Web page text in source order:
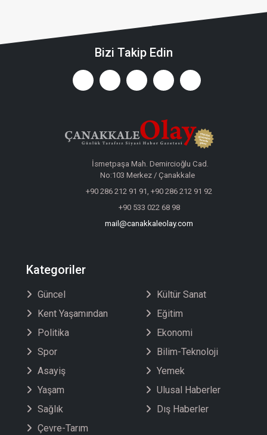
Bizi Takip Edin
İsmetpaşa Mah. Demircioğlu Cad.
No:103 Merkez / Çanakkale
+90 286 212 91 91, +90 286 212 91 92
+90 533 022 68 98
mail@canakkaleolay.com
Kategoriler
Güncel
Kent Yaşamından
Politika
Spor
Asayiş
Yaşam
Sağlık
Çevre-Tarım
Kültür Sanat
Eğitim
Ekonomi
Bilim-Teknoloji
Yemek
Ulusal Haberler
Dış Haberler